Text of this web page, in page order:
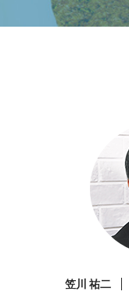
笠川 祐二